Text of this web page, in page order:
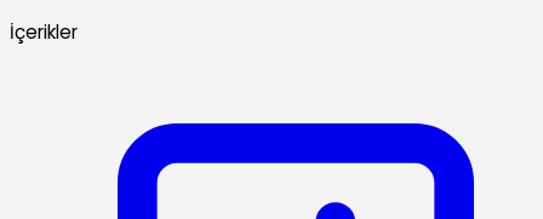
İçerikler